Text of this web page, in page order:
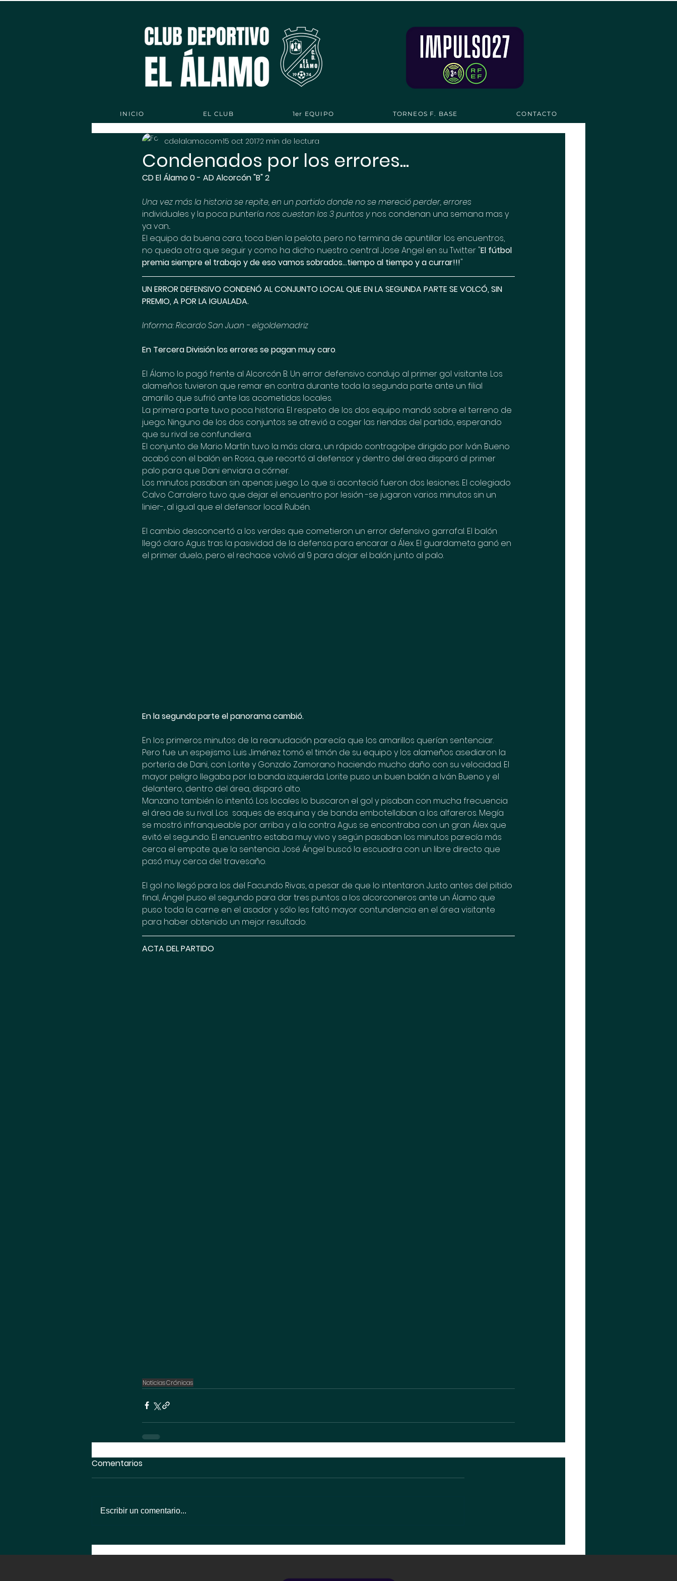
INICIO EL CLUB 1er EQUIPO TORNEOS F. BASE CONTACTO
Condenados por los errores...
cdelalamo.com15 oct 20172 min de lectura
CD El Álamo 0 - AD Alcorcón "B" 2
Una vez más la historia se repite, en un partido donde no se mereció perder, errores
individuales y la poca puntería nos cuestan los 3 puntos y nos condenan una semana mas y
ya van...
El equipo da buena cara, toca bien la pelota, pero no termina de apuntillar los encuentros,
no queda otra que seguir y como ha dicho nuestro central Jose Angel en su Twitter "El fútbol
premia siempre el trabajo y de eso vamos sobrados...tiempo al tiempo y a currar!!!"
UN ERROR DEFENSIVO CONDENÓ AL CONJUNTO LOCAL QUE EN LA SEGUNDA PARTE SE VOLCÓ, SIN
PREMIO, A POR LA IGUALADA.
Informa: Ricardo San Juan - elgoldemadriz
En Tercera División los errores se pagan muy caro.
El Álamo lo pagó frente al Alcorcón B. Un error defensivo condujo al primer gol visitante. Los
alameños tuvieron que remar en contra durante toda la segunda parte ante un filial
amarillo que sufrió ante las acometidas locales.
La primera parte tuvo poca historia. El respeto de los dos equipo mandó sobre el terreno de
juego. Ninguno de los dos conjuntos se atrevió a coger las riendas del partido, esperando
que su rival se confundiera.
El conjunto de Mario Martín tuvo la más clara., un rápido contragolpe dirigido por Iván Bueno
acabó con el balón en Rosa, que recortó al defensor y dentro del área disparó al primer
palo para que Dani enviara a córner.
Los minutos pasaban sin apenas juego. Lo que si aconteció fueron dos lesiones. El colegiado
Calvo Carralero tuvo que dejar el encuentro por lesión -se jugaron varios minutos sin un
linier-, al igual que el defensor local Rubén.
El cambio desconcertó a los verdes que cometieron un error defensivo garrafal. El balón
llegó claro Agus tras la pasividad de la defensa para encarar a Álex. El guardameta ganó en
el primer duelo, pero el rechace volvió al 9 para alojar el balón junto al palo.
En la segunda parte el panorama cambió.
En los primeros minutos de la reanudación parecía que los amarillos querían sentenciar.
Pero fue un espejismo. Luis Jiménez tomó el timón de su equipo y los alameños asediaron la
portería de Dani, con Lorite y Gonzalo Zamorano haciendo mucho daño con su velocidad. El
mayor peligro llegaba por la banda izquierda. Lorite puso un buen balón a Iván Bueno y el
delantero, dentro del área, disparó alto.
Manzano también lo intentó. Los locales lo buscaron el gol y pisaban con mucha frecuencia
el área de su rival. Los  saques de esquina y de banda embotellaban a los alfareros. Megía
se mostró infranqueable por arriba y a la contra Agus se encontraba con un gran Álex que
evitó el segundo. El encuentro estaba muy vivo y según pasaban los minutos parecía más
cerca el empate que la sentencia. José Ángel buscó la escuadra con un libre directo que
pasó muy cerca del travesaño.
El gol no llegó para los del Facundo Rivas, a pesar de que lo intentaron. Justo antes del pitido
final, Ángel puso el segundo para dar tres puntos a los alcorconeros ante un Álamo que
puso toda la carne en el asador y sólo les faltó mayor contundencia en el área visitante
para haber obtenido un mejor resultado.
ACTA DEL PARTIDO
NoticiasCrónicas
Comentarios
Escribir un comentario...